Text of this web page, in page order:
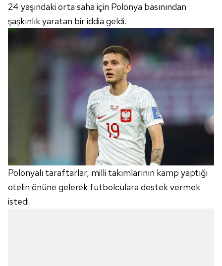
24 yaşındaki orta saha için Polonya basınından
şaşkınlık yaratan bir iddia geldi.
Polonyalı taraftarlar, milli takımlarının kamp yaptığı
otelin önüne gelerek futbolculara destek vermek
istedi.